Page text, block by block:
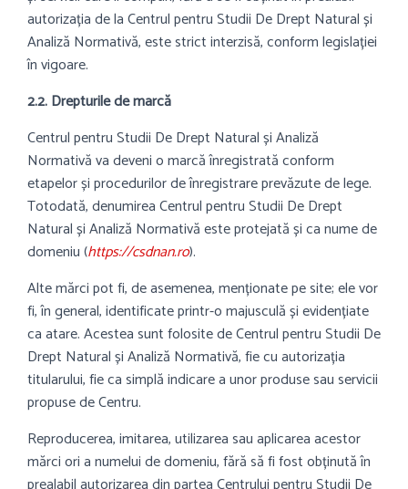
autorizația de la Centrul pentru Studii De Drept Natural și
Analiză Normativă, este strict interzisă, conform legislației
în vigoare.
2.2. Drepturile de marcă
Centrul pentru Studii De Drept Natural și Analiză
Normativă va deveni o marcă înregistrată conform
etapelor și procedurilor de înregistrare prevăzute de lege.
Totodată, denumirea Centrul pentru Studii De Drept
Natural și Analiză Normativă este protejată și ca nume de
domeniu (https://csdnan.ro).
Alte mărci pot fi, de asemenea, menționate pe site; ele vor
fi, în general, identificate printr-o majusculă și evidențiate
ca atare. Acestea sunt folosite de Centrul pentru Studii De
Drept Natural și Analiză Normativă, fie cu autorizația
titularului, fie ca simplă indicare a unor produse sau servicii
propuse de Centru.
Reproducerea, imitarea, utilizarea sau aplicarea acestor
mărci ori a numelui de domeniu, fără să fi fost obținută în